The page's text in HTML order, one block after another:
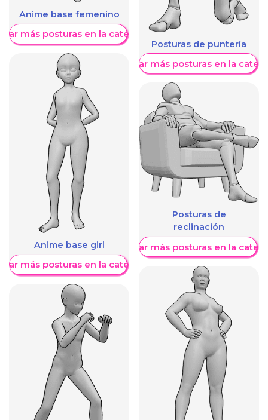
Anime base femenino
más posturas en la categoría
Anime base girl
más posturas en la categoría
Posturas de puntería
Mostrar más posturas en la
Posturas de
reclinación
Mostrar más posturas en la